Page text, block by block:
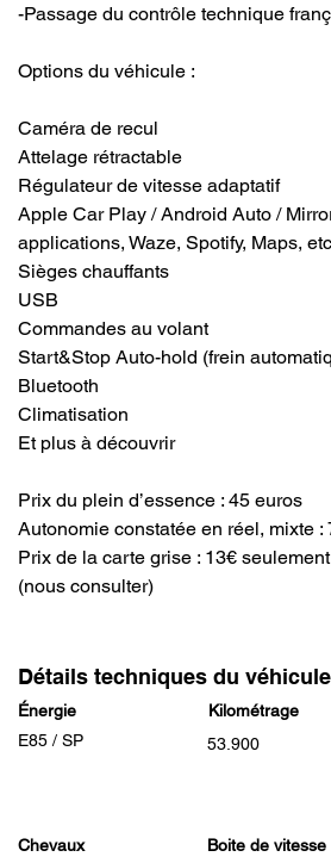
-Passage du contrôle technique
Options du véhicule :
Caméra de recul
Attelage rétractable
Régulateur de vitesse adaptatif
Apple Car Play / Android Auto /
applications, Waze, Spotify, Maps,
Sièges chauffants
USB
Commandes au volant
Start&Stop Auto-hold (frein
Bluetooth
Climatisation
Et plus à découvrir
Prix du plein d’essence : 45 euros
Autonomie constatée en réel, mixte :
Prix de la carte grise : 13€
(nous consulter)
Détails techniques du véhicule
Énergie
E85 / SP
Kilométrage
53.900
Chevaux
Boite de vitesse